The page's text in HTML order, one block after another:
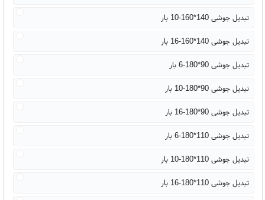
تبدیل جوشی 140*160-10 بار
تبدیل جوشی 140*160-16 بار
تبدیل جوشی 90*180-6 بار
تبدیل جوشی 90*180-10 بار
تبدیل جوشی 90*180-16 بار
تبدیل جوشی 110*180-6 بار
تبدیل جوشی 110*180-10 بار
تبدیل جوشی 110*180-16 بار